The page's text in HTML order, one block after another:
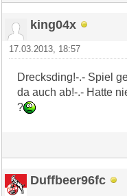
king04x
17.03.2013, 18:57
Drecksding!-.- Spiel
da auch ab!-.- Hatte
?
Duffbeer96fc